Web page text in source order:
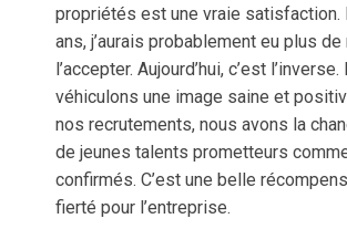
propriétés est une vraie satisfaction.
ans, j’aurais probablement eu plus de
l’accepter. Aujourd’hui, c’est l’inverse.
véhiculons une image saine et
nos recrutements, nous avons la
de jeunes talents prometteurs
confirmés. C’est une belle
fierté pour l’entreprise.